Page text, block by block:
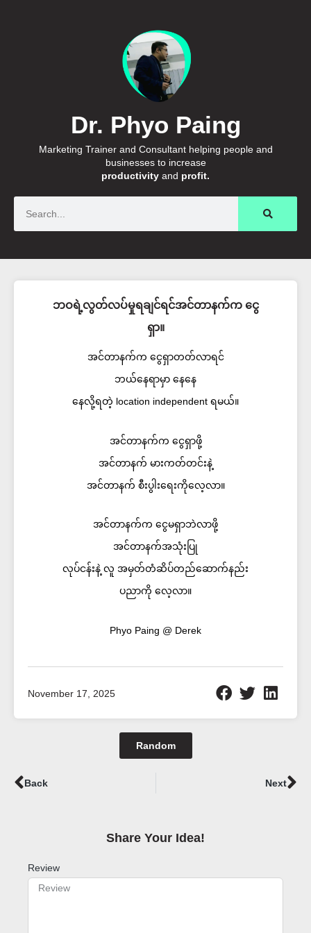
Dr. Phyo Paing
Marketing Trainer and Consultant helping people and
businesses to increase
productivity and profit.
ဘဝရဲ့လွတ်လပ်မှုရချင်ရင်အင်တာနက်က ငွေ
ရှာ။
အင်တာနက်က ငွေရှာတတ်လာရင်
ဘယ်နေရာမှာ နေနေ
နေလို့ရတဲ့ location independent ရမယ်။
အင်တာနက်က ငွေရှာဖို့
အင်တာနက် မားကတ်တင်းနဲ့
အင်တာနက် စီးပွါးရေးကိုလေ့လာ။
အင်တာနက်က ငွေမရှာဘဲလာဖို့
အင်တာနက်အသုံးပြု
လုပ်ငန်းနဲ့ လူ အမှတ်တံဆိပ်တည်ဆောက်နည်း
ပညာကို လေ့လာ။
Phyo Paing @ Derek
November 17, 2025
Random
Prev
Back Next
Share Your Idea!​
Review